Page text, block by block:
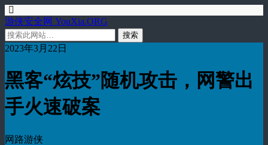
游侠安全网 YouXia.ORG
2023年3月22日
黑客“炫技”随机攻击，网警出
手火速破案
网路游侠